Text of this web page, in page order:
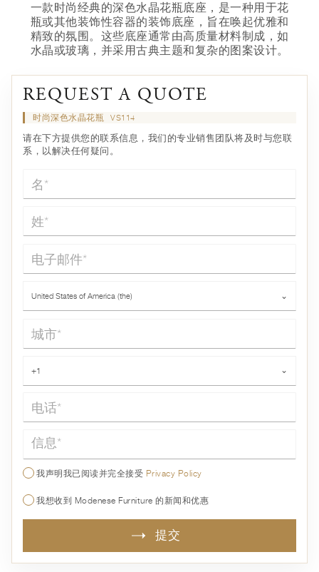
一款时尚经典的深色水晶花瓶底座，是一种用于花
瓶或其他装饰性容器的装饰底座，旨在唤起优雅和
精致的氛围。这些底座通常由高质量材料制成，如
水晶或玻璃，并采用古典主题和复杂的图案设计。
REQUEST A QUOTE
时尚深色水晶花瓶 VS114
请在下方提供您的联系信息，我们的专业销售团队将及时与您联
系，以解决任何疑问。
名*
姓*
电子邮件*
United States of America (the) ⌄
城市*
+1 ⌄
信息*
我声明我已阅读并完全接受 Privacy Policy
我想收到 Modenese Furniture 的新闻和优惠
提交